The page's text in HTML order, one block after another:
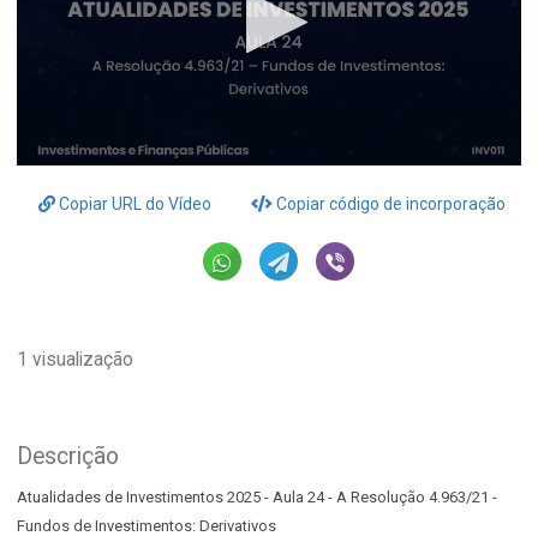
secondsCopiar URL do Vídeo Copiar código de incorporação
1 visualização
Descrição
Atualidades de Investimentos 2025 - Aula 24 - A Resolução 4.963/21 -
Fundos de Investimentos: Derivativos